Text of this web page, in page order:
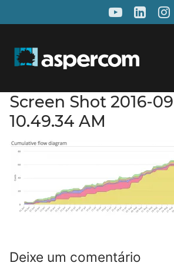
para
conteúdo
Screen Shot 2016-
10.49.34 AM
Deixe um comentário